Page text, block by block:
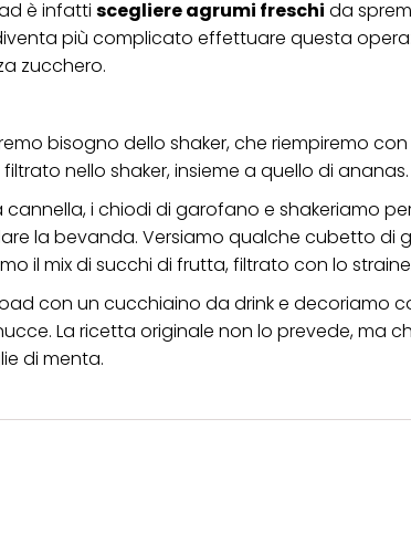
è infatti scegliere agrumi freschi da
più complicato effettuare questa
zucchero.
bisogno dello shaker, che riempiremo
nello shaker, insieme a quello di ananas.
cannella, i chiodi di garofano e shakeriamo
la bevanda. Versiamo qualche cubetto di
il mix di succhi di frutta, filtrato con lo
con un cucchiaino da drink e decoriamo
La ricetta originale non lo prevede, ma
di menta.